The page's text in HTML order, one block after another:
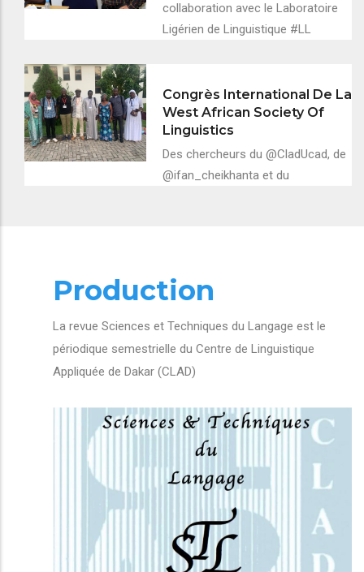
collaboration avec le Laboratoire
Ligérien de Linguistique #LL
Congrès International De La
West African Society Of
Linguistics
Des chercheurs du @CladUcad, de
@ifan_cheikhanta et du
Production
La revue Sciences et Techniques du Langage est le
périodique semestrielle du Centre de Linguistique
Appliquée de Dakar (CLAD)